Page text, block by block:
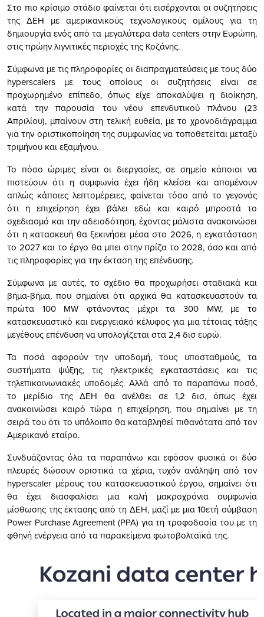
Στο πιο κρίσιμο στάδιο φαίνεται ότι εισέρχονται οι συζητήσεις
της ΔΕΗ με αμερικανικούς τεχνολογικούς ομίλους για τη
δημιουργία ενός από τα μεγαλύτερα data centers στην Ευρώπη,
στις πρώην λιγνιτικές περιοχές της Κοζάνης.
Σύμφωνα με τις πληροφορίες οι διαπραγματεύσεις με τους δύο
hyperscalers με τους οποίους οι συζητήσεις είναι σε
προχωρημένο επίπεδο, όπως είχε αποκαλύψει η διοίκηση,
κατά την παρουσία του νέου επενδυτικού πλάνου (23
Απριλίου), μπαίνουν στη τελική ευθεία, με το χρονοδιάγραμμα
για την οριστικοποίηση της συμφωνίας να τοποθετείται μεταξύ
τριμήνου και εξαμήνου.
Το πόσο ώριμες είναι οι διεργασίες, σε σημείο κάποιοι να
πιστεύουν ότι η συμφωνία έχει ήδη κλείσει και απομένουν
απλώς κάποιες λεπτομέρειες, φαίνεται τόσο από το γεγονός
ότι η επιχείρηση έχει βάλει εδώ και καιρό μπροστά το
σχεδιασμό και την αδειοδότηση, έχοντας μάλιστα ανακοινώσει
ότι η κατασκευή θα ξεκινήσει μέσα στο 2026, η εγκατάσταση
το 2027 και το έργο θα μπει στην πρίζα το 2028, όσο και από
τις πληροφορίες για την έκταση της επένδυσης.
Σύμφωνα με αυτές, το σχέδιο θα προχωρήσει σταδιακά και
βήμα-βήμα, που σημαίνει ότι αρχικά θα κατασκευαστούν τα
πρώτα 100 MW φτάνοντας μέχρι τα 300 MW, με το
κατασκευαστικό και ενεργειακό κέλυφος για μια τέτοιας τάξης
μεγέθους επένδυση να υπολογίζεται στα 2,4 δισ ευρώ.
Τα ποσά αφορούν την υποδομή, τους υποσταθμούς, τα
συστήματα ψύξης, τις ηλεκτρικές εγκαταστάσεις και τις
τηλεπικοινωνιακές υποδομές. Αλλά από το παραπάνω ποσό,
το μερίδιο της ΔΕΗ θα ανέλθει σε 1,2 δισ, όπως έχει
ανακοινώσει καιρό τώρα η επιχείρηση, που σημαίνει με τη
σειρά του ότι το υπόλοιπο θα καταβληθεί πιθανότατα από τον
Αμερικανό εταίρο.
Συνδυάζοντας όλα τα παραπάνω και εφόσον φυσικά οι δύο
πλευρές δώσουν οριστικά τα χέρια, τυχόν ανάληψη από τον
hyperscaler μέρους του κατασκευαστικού έργου, σημαίνει ότι
θα έχει διασφαλίσει μια καλή μακροχρόνια συμφωνία
μίσθωσης της έκτασης από τη ΔΕΗ, μαζί με μια 10ετή σύμβαση
Power Purchase Agreement (PPA) για τη τροφοδοσία του με τη
φθηνή ενέργεια από τα παρακείμενα φωτοβολταϊκά της.